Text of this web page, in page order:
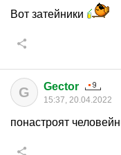
Вот затейники
G Gector
15:37, 20.04.2022
понастроят